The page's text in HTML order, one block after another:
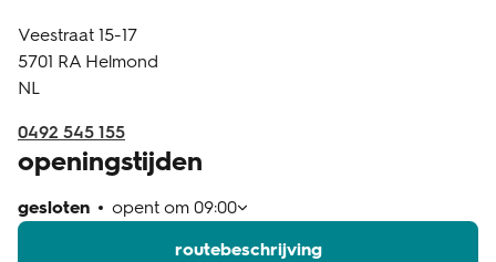
klantenservice
Veestraat 15-17
5701 RA Helmond
NL
0492 545 155
openingstijden
gesloten opent om 09:00
routebeschrijving